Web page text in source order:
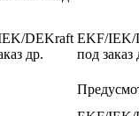
DEKraft
др.
EKF/IEK/
под заказ